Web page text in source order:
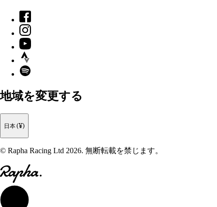
Facebook
Instagram
YouTube
Strava
Spotify
地域を変更する
日本 (¥)
© Rapha Racing Ltd 2026. 無断転載を禁じます。